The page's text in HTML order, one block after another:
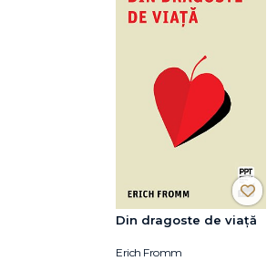
Din dragoste de viață
Erich Fromm